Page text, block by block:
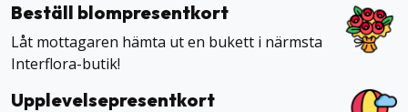
Beställ blompresentkort
Låt mottagaren hämta ut en bukett i närmsta
Interflora-butik!
Upplevelsepresentkort